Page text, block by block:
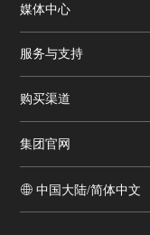
媒体中心
服务与支持
购买渠道
集团官网
中国大陆/简体中文